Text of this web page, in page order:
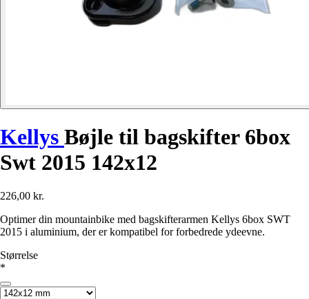
Kellys Bøjle til bagskifter 6box
Swt 2015 142x12
226,00 kr.
Optimer din mountainbike med bagskifterarmen Kellys 6box SWT
2015 i aluminium, der er kompatibel for forbedrede ydeevne.
Størrelse
*